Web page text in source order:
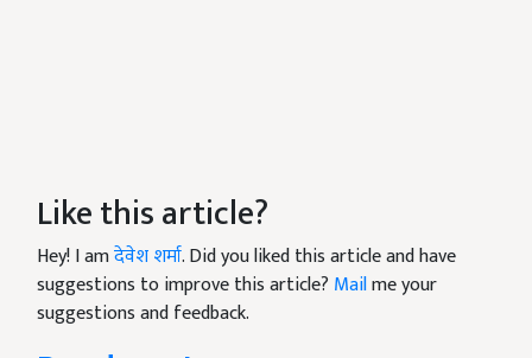
Like this article?
Hey! I amदेवेश शर्मा. Did you liked this article and have
suggestions to improve this article? Mailme your
suggestions and feedback.